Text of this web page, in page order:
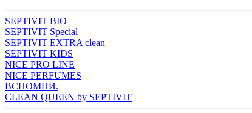
SEPTIVIT BIO
SEPTIVIT Special
SEPTIVIT EXTRA clean
SEPTIVIT KIDS
NICE PRO LINE
NICE PERFUMES
ВСПОМНИ.
CLEAN QUEEN by SEPTIVIT